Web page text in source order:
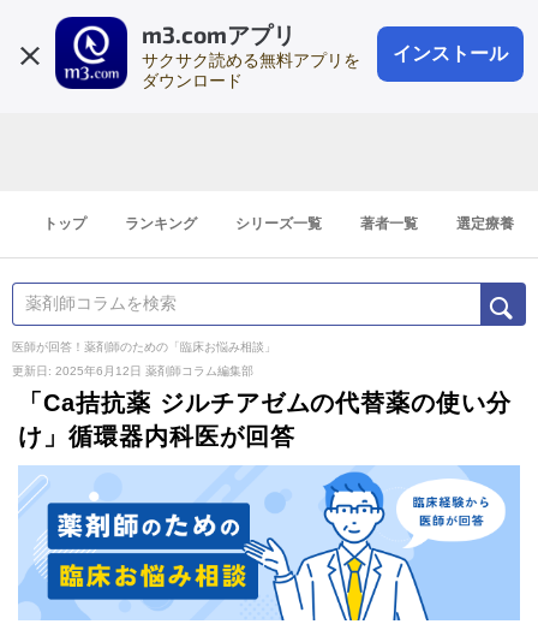
m3.comアプリ
サクサク読める無料アプリを
ダウンロード
インストール
会員登録
登録1分
トップ ランキング シリーズ一覧 著者一覧 選定療養
医師が回答！薬剤師のための「臨床お悩み相談」
更新日: 2025年6月12日 薬剤師コラム編集部
「Ca拮抗薬 ジルチアゼムの代替薬の使い分
け」循環器内科医が回答